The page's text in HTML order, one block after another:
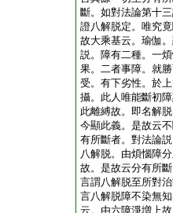
斷。如對法論第十
證八解脱定。唯究
故大乘基云。瑜伽
説。障有二種。一
果。二者事障。就
受。有下劣性。於
攝。此人唯能斷初
此離縛故。即名解
今顯此義。是故云
有所斷者。對法論
八解脱。由煩惱障
故。是故云分有所斷
言謂八解脱至所對
言八解脱障不染無
云。由六障淨増上